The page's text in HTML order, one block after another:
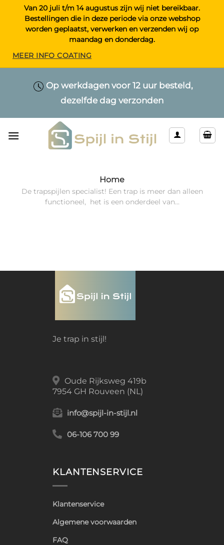
Van 20 juli t/m 14 augustus zijn wij niet bereikbaar.
Bestellingen die in deze periode via onze webshop
worden geplaatst, verwerken en verzenden wij op
maandag en donderdag.
MEER INFO COATING
Op werkdagen voor 12 uur besteld,
dezelfde dag verzonden
Alleen kwaliteitsproducten
Maatwerk > Selecteer uw eigen lengte
& kleur
Home
De trapspijlen specialist! Een trap is meer dan alleen
functioneel, het is een onderdeel van...
Je trap in stijl!
Oude Rijksweg 419b
7954 GH Rouveen (NL)
info@spijl-in-stijl.nl
06-106 700 99
KLANTENSERVICE
Klantenservice
Algemene voorwaarden
FAQ